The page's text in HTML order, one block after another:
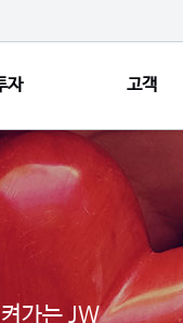
자
상태표
산서
시판
고객
가는 JW